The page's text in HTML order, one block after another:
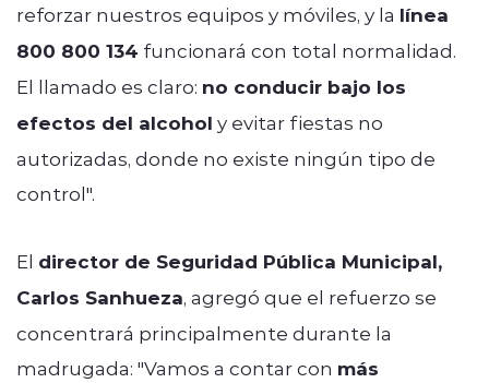
reforzar nuestros equipos y móviles, y la línea
800 800 134 funcionará con total normalidad.
El llamado es claro: no conducir bajo los
efectos del alcohol y evitar fiestas no
autorizadas, donde no existe ningún tipo de
control".
El director de Seguridad Pública Municipal,
Carlos Sanhueza, agregó que el refuerzo se
concentrará principalmente durante la
madrugada: "Vamos a contar con más